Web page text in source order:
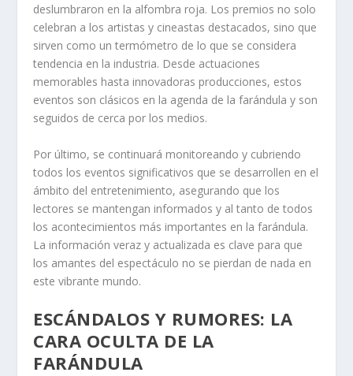
deslumbraron en la alfombra roja. Los premios no solo
celebran a los artistas y cineastas destacados, sino que
sirven como un termómetro de lo que se considera
tendencia en la industria. Desde actuaciones
memorables hasta innovadoras producciones, estos
eventos son clásicos en la agenda de la farándula y son
seguidos de cerca por los medios.
Por último, se continuará monitoreando y cubriendo
todos los eventos significativos que se desarrollen en el
ámbito del entretenimiento, asegurando que los
lectores se mantengan informados y al tanto de todos
los acontecimientos más importantes en la farándula.
La información veraz y actualizada es clave para que
los amantes del espectáculo no se pierdan de nada en
este vibrante mundo.
ESCÁNDALOS Y RUMORES: LA
CARA OCULTA DE LA
FARÁNDULA